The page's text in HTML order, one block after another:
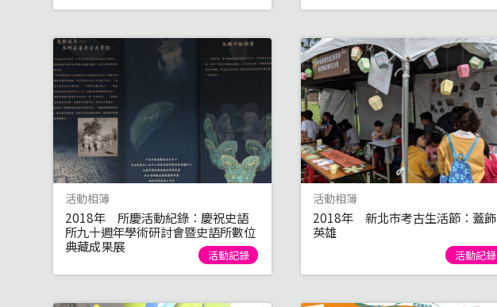
活動相簿
2018年 所慶活動紀錄：慶祝史語
所九十週年學術研討會暨史語所數位
典藏成果展
活動記錄
活動相簿
2018年 新北市考古生活節：蓋飾
英雄
活動記錄